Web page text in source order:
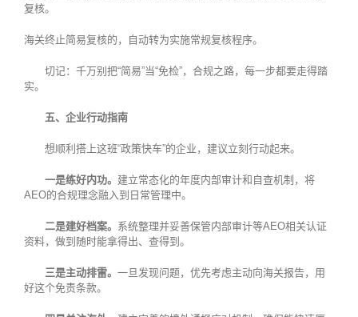
复核。
海关终止简易复核的，自动转为实施常规复核程序。
切记：千万别把“简易”当“免检”，合规之路，每一步都要走得踏
实。
五、企业行动指南
想顺利搭上这班“政策快车”的企业，建议立刻行动起来。
一是练好内功。 建立常态化的年度内部审计和自查机制，将
AEO的合规理念融入到日常管理中。
二是建好档案。 系统整理并妥善保管内部审计等AEO相关认证
资料，做到随时能拿得出、查得到。
三是主动排雷。 一旦发现问题，优先考虑主动向海关报告，用
好这个免责条款。